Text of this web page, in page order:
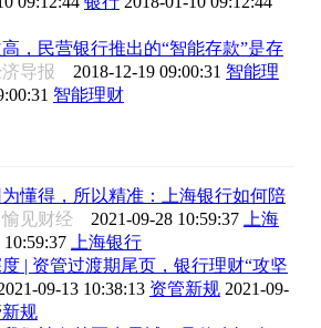
，民营银行推出的“智能存款”是存
济导报 2018-12-19 09:00:31 智能理
智能理财
为懂得，所以精准：上海银行如何陪
愉见财经 2021-09-28 10:59:37
上海
10:59:37
上海银行
度 | 资管过渡期尾页，银行理财“攻坚
09-13 10:38:13 资管新规 2021-09-
规